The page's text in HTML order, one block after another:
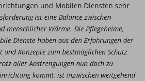
und Mobilen Diensten sehr
ist eine Balance zwischen
menschlicher Wärme. Die Pflegeheime,
Dienste haben aus den Erfahrungen der
Konzepte zum bestmöglichen Schutz
aller Anstrengungen nun doch zu
kommt, ist inzwischen weitgehend